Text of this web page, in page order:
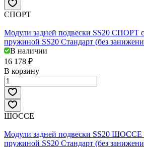
СПОРТ
Модули задней подвески SS20
пружиной SS20 Стандарт (без
В наличии
16 178 ₽
В корзину
ШОССЕ
Модули задней подвески SS20
пружиной SS20 Стандарт (без